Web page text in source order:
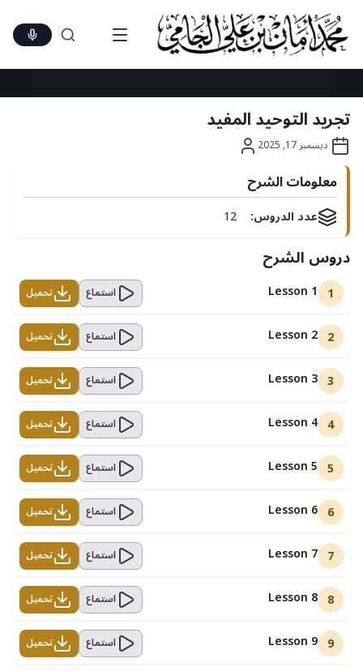
Skip
content
تجريد التوحيد المفيد
ديسمبر 17, 2025
معلومات الشرح
عدد الدروس: 12
دروس الشرح
1
Lesson 1 استماع تحميل
2
Lesson 2 استماع تحميل
3
Lesson 3 استماع تحميل
4
Lesson 4 استماع تحميل
5
Lesson 5 استماع تحميل
6
Lesson 6 استماع تحميل
7
Lesson 7 استماع تحميل
8
Lesson 8 استماع تحميل
9
Lesson 9 استماع تحميل